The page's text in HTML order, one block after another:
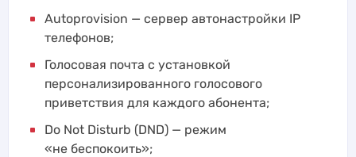
Autoprovision — cервер автонастройки IP
телефонов;
Голосовая почта с установкой
персонализированного голосового
приветствия для каждого абонента;
Do Not Disturb (DND) — режим
«не беспокоить»;